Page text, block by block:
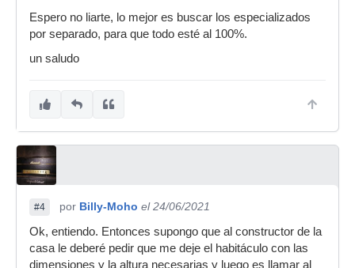
Espero no liarte, lo mejor es buscar los especializados
por separado, para que todo esté al 100%.
un saludo
#4 por Billy-Moho el 24/06/2021
Ok, entiendo. Entonces supongo que al constructor de la
casa le deberé pedir que me deje el habitáculo con las
dimensiones y la altura necesarias y luego es llamar al